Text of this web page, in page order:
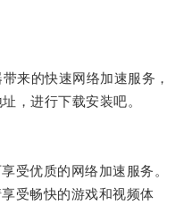
的快速网络加速服务，
，进行下载安装吧。
优质的网络加速服务。
受畅快的游戏和视频体